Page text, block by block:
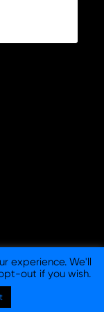
y Agencia de
experience. We'll
out if you wish.